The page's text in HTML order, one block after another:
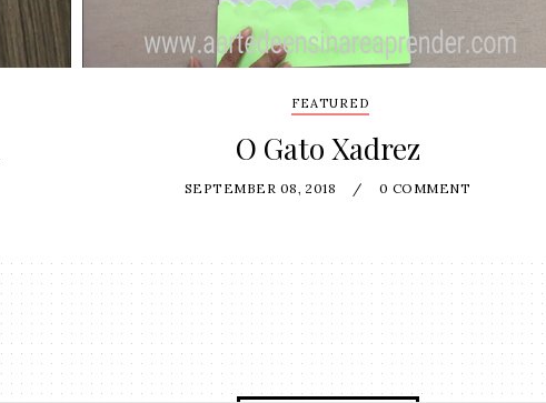
FEATURED
O Gato Xadrez
SEPTEMBER 08, 2018 / 0 COMMENT